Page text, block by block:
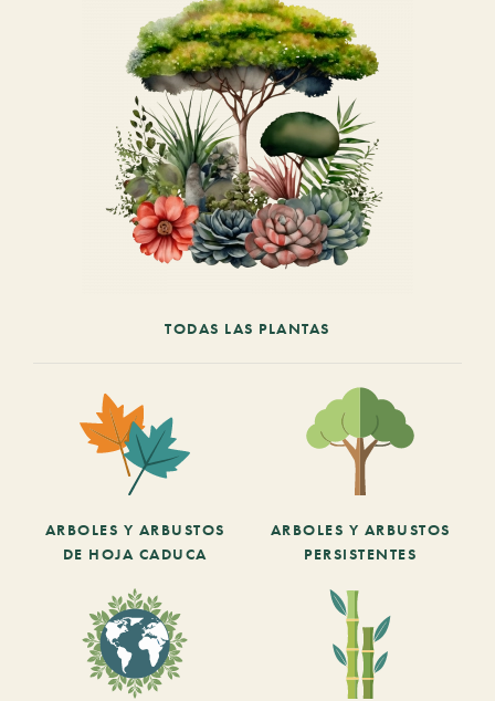
TODAS LAS PLANTAS
ARBOLES Y ARBUSTOS
DE HOJA CADUCA
ARBOLES Y ARBUSTOS
PERSISTENTES